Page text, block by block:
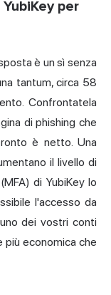
per
è un sì senza
tantum, circa 58
Confrontatela
di phishing che
è netto. Una
il livello di
di YubiKey lo
l'accesso da
dei vostri conti
più economica che